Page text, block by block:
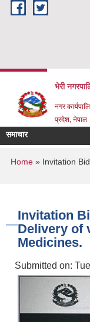
Skip to main content
भेरी
नगर
प्रदेश, नेपाल
समाचार
You are
Home» Invitation
Invitation
Delivery of
Medicines.
Submitted on: